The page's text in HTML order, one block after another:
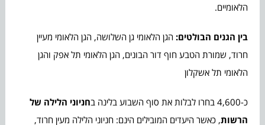
הלאומיים.
בין הגנים הבולטים: הגן הלאומי גן השלושה, הגן הלאומי מעיין
חרוד, שמורת הטבע חוף דור הבונים, הגן הלאומי תל אפק והגן
הלאומי תל אשקלון
כ-4,600 בחרו לבלות את סוף השבוע בלינה ב
חניוני הלילה של
הרשות, כאשר היעדים המובילים הינם: חניוני הלילה מעין חרוד,